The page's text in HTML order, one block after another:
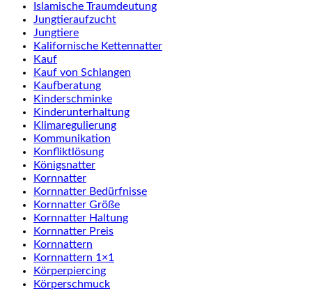
Islamische Traumdeutung
Jungtieraufzucht
Jungtiere
Kalifornische Kettennatter
Kauf
Kauf von Schlangen
Kaufberatung
Kinderschminke
Kinderunterhaltung
Klimaregulierung
Kommunikation
Konfliktlösung
Königsnatter
Kornnatter
Kornnatter Bedürfnisse
Kornnatter Größe
Kornnatter Haltung
Kornnatter Preis
Kornnattern
Kornnattern 1×1
Körperpiercing
Körperschmuck